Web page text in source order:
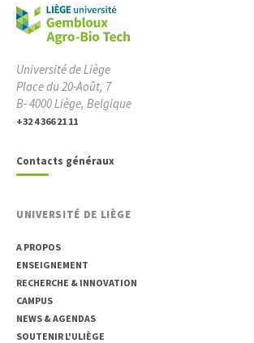
Université de Liège
Place du 20-Août, 7
B- 4000 Liège, Belgique
+32 4 366 21 11
Contacts généraux
UNIVERSITÉ DE LIÈGE
A PROPOS
ENSEIGNEMENT
RECHERCHE & INNOVATION
CAMPUS
NEWS & AGENDAS
SOUTENIR L'ULIÈGE